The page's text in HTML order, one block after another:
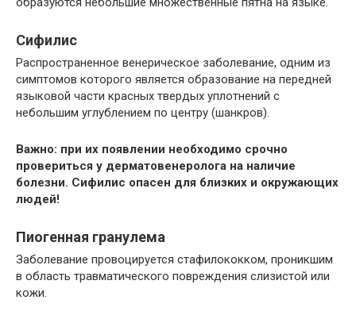
Сифилис
Распространенное венерическое заболевание, одним из
симптомов которого является образование на передней
языковой части красных твердых уплотнений с
небольшим углублением по центру (шанкров).
Важно: при их появлении необходимо срочно
провериться у дерматовенеролога на наличие
болезни. Сифилис опасен для близких и окружающих
людей!
Пиогенная гранулема
Заболевание провоцируется стафилококком, проникшим
в область травматического повреждения слизистой или
кожи.